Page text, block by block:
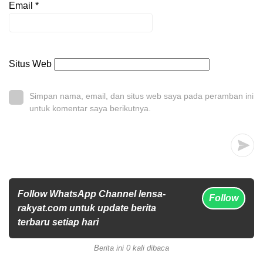
Email *
Situs Web
Simpan nama, email, dan situs web saya pada peramban ini
untuk komentar saya berikutnya.
Follow WhatsApp Channel lensa-
rakyat.com untuk update berita
terbaru setiap hari
Follow
Berita ini 0 kali dibaca